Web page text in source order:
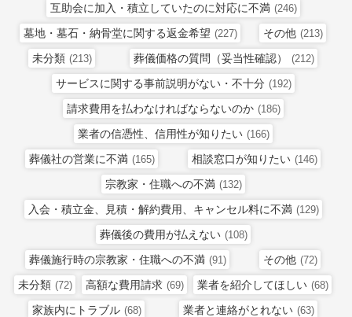
互助会に加入・積立していたのに対応に不満 (246)
墓地・墓石・納骨堂に関する返金希望 (227) その他 (213)
未分類 (213) 葬儀価格の質問（妥当性確認） (212)
サービスに関する事前説明がない・不十分 (192)
請求費用を払わなければならないのか (186)
業者の信憑性、信用性が知りたい (166)
葬儀社の営業に不満 (165) 相談窓口が知りたい (146)
宗教家・住職への不満 (132)
入会・積立金、見積・解約費用、キャンセル料に不満 (129)
葬儀後の費用が払えない (108)
葬儀施行時の宗教家・住職への不満 (91) その他 (72)
未分類 (72) 高額な費用請求 (69) 業者を紹介してほしい (68)
家族内にトラブル (68) 業者と連絡がとれない (63)